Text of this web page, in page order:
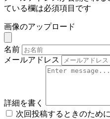
ている欄は必須項目です
画像のアップロード
名前
メールアドレス
詳細を書く
次回投稿するときのため